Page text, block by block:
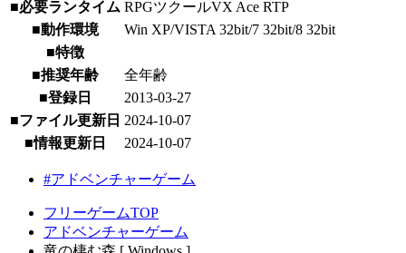
■必要ランタイム RPGツクールVX Ace RTP
■動作環境
Win XP/VISTA 32bit/7 32bit/8 32bit
■特徴
■推奨年齢
全年齢
■登録日
2013-03-27
■ファイル更新日 2024-10-07
■情報更新日
2024-10-07
#アドベンチャーゲーム
フリーゲームTOP
アドベンチャーゲーム